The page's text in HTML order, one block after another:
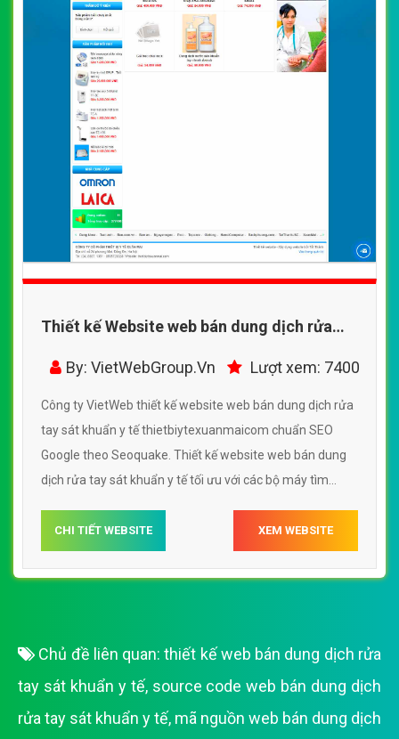
Thiết kế Website web bán dung dịch rửa
tay sát khuẩn y tế - thietbiytexuanmaicom
By: VietWebGroup.Vn Lượt xem: 7400
Công ty VietWeb thiết kế website web bán dung dịch rửa
tay sát khuẩn y tế thietbiytexuanmaicom chuẩn SEO
Google theo Seoquake. Thiết kế website web bán dung
dịch rửa tay sát khuẩn y tế tối ưu với các bộ máy tìm
trải nghiệm người dùng lướt website web bán dung dịch
rửa tay sát khuẩn y tế thietbiytexuanmaicom
CHI TIẾT WEBSITE XEM WEBSITE
Chủ đề liên quan:thiết kế web bán dung dịch rửa
tay sát khuẩn y tế, source code web bán dung dịch
rửa tay sát khuẩn y tế, mã nguồn web bán dung dịch